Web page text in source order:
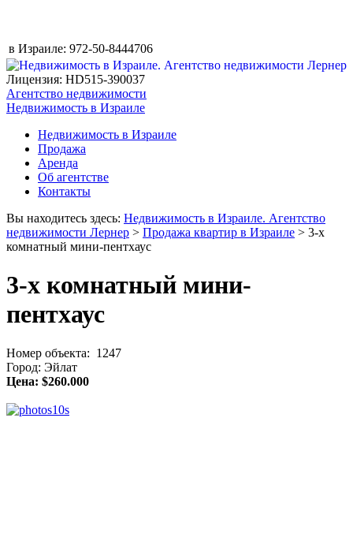
в Израиле: 972-50-8444706
Лицензия: HD515-390037
Агентство недвижимости
Недвижимость в Израиле
Недвижимость в Израиле
Продажа
Аренда
Об агентстве
Контакты
Вы находитесь здесь: Недвижимость в Израиле. Агентство
недвижимости Лернер > Продажа квартир в Израиле > 3-х
комнатный мини-пентхаус
3-х комнатный мини-
пентхаус
Номер объекта: 1247
Город: Эйлат
Цена: $260.000